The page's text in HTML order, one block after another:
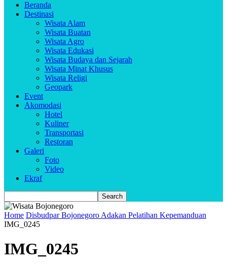
Beranda
Destinasi
Wisata Alam
Wisata Buatan
Wisata Agro
Wisata Edukasi
Wisata Budaya dan Sejarah
Wisata Minat Khusus
Wisata Religi
Geopark
Event
Akomodasi
Hotel
Kuliner
Transportasi
Restoran
Galeri
Foto
Video
Ekraf
Home Disbudpar Bojonegoro Adakan Pelatihan Kepemanduan
IMG_0245
IMG_0245